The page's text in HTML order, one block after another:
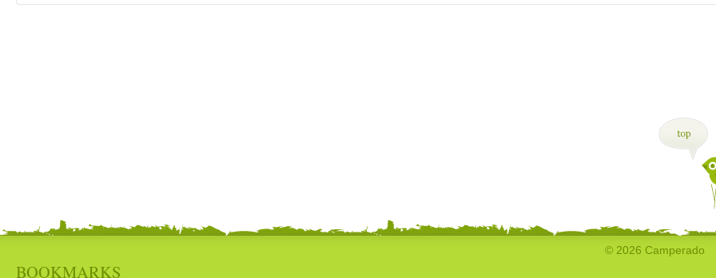
BOOKMARKS
© 2026 Camperado